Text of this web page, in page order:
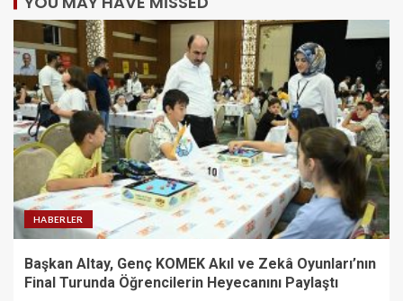
HABERLER
Başkan Altay, Genç KOMEK Akıl ve Zekâ Oyunları’nın
Final Turunda Öğrencilerin Heyecanını Paylaştı